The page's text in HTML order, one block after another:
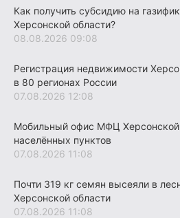
Как получить субсидию на
Херсонской области?
08.08.2026 09:08
Регистрация недвижимости
в 80 регионах России
07.08.2026 12:08
Мобильный офис МФЦ Херсонской
населённых пунктов
07.08.2026 11:08
Почти 319 кг семян высеяли в
Херсонской области
07.08.2026 11:08